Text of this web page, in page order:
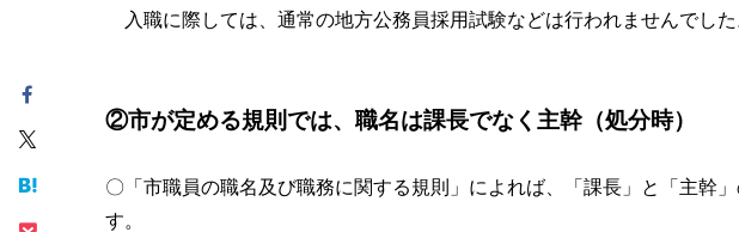
入職に際しては、通常の地方公務員採用試験などは行われませんでした
②市が定める規則では、職名は課長でなく主幹（処分時）
〇「市職員の職名及び職務に関する規則」によれば、「課長」と「主幹
す。